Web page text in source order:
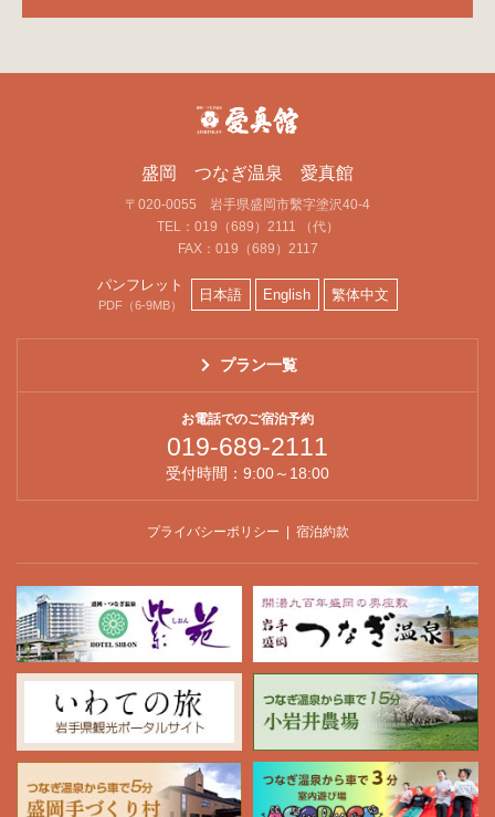
盛岡 つなぎ温泉 愛真館
〒020-0055 岩手県盛岡市繫字塗沢40-4
TEL：019（689）2111 （代）
FAX：019（689）2117
パンフレット
PDF（6-9MB）
日本語 English 繁体中文
プラン一覧
お電話でのご宿泊予約
019-689-2111
受付時間：9:00～18:00
プライバシーポリシー 宿泊約款